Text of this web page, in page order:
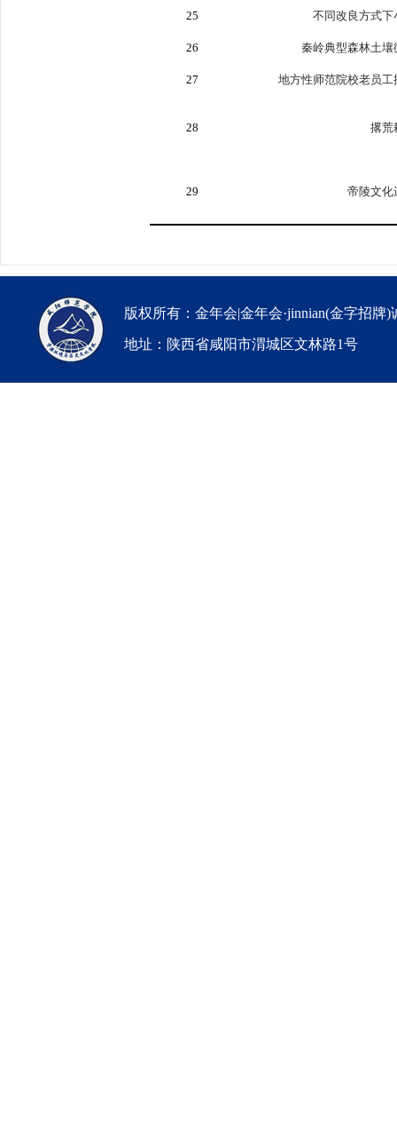
25 不同改良方式
26 秦岭典型森林土
27 地方性师范院校老员
28 撂荒
29 帝陵文化
版权所有：金年会|金年会·jinnian(金字招牌)
地址：陕西省咸阳市渭城区文林路1号